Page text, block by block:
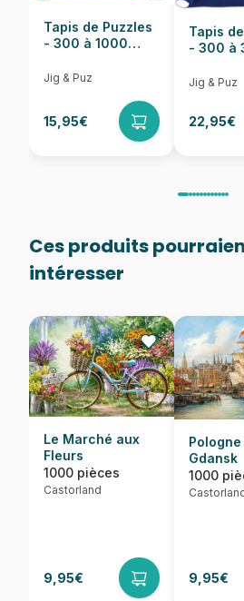
Tapis de Puzzles
- 300 à 1000
Jig & Puz
15,95€
Tapis
- 300 à
Jig & Puz
22,95€
Ces produits
intéresser
Le Marché aux
Fleurs
1000 pièces
Castorland
9,95€
Gdansk
1000
9,95€